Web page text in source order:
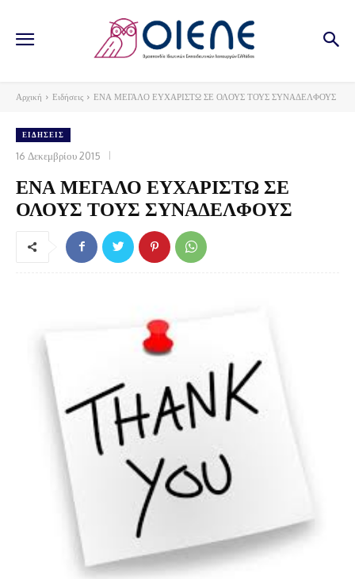
Αρχική Ειδήσεις ΕΝΑ ΜΕΓΑΛΟ ΕΥΧΑΡΙΣΤΩ ΣΕ ΟΛΟΥΣ ΤΟΥΣ ΣΥΝΑΔΕΛΦΟΥΣ
ΕΙΔΉΣΕΙΣ
16 Δεκεμβρίου 2015
ΕΝΑ ΜΕΓΑΛΟ ΕΥΧΑΡΙΣΤΩ ΣΕ
ΟΛΟΥΣ ΤΟΥΣ ΣΥΝΑΔΕΛΦΟΥΣ